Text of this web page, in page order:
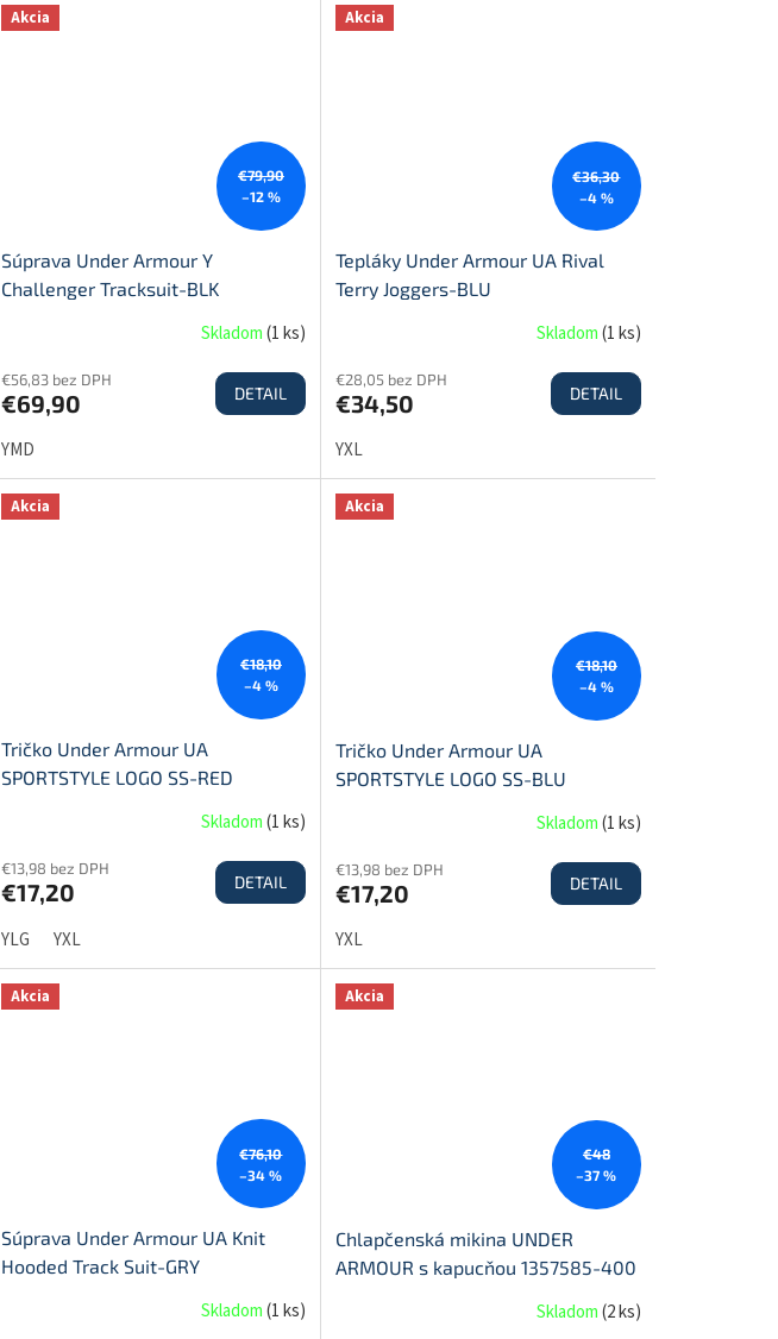
Akcia
€79,90
–12 %
Súprava Under Armour Y
Challenger Tracksuit-BLK
Skladom(1 ks)
€56,83 bez DPH
€69,90 DETAIL
YMD
Akcia
€36,30
–4 %
Tepláky Under Armour UA Rival
Terry Joggers-BLU
Skladom(1 ks)
€28,05 bez DPH
€34,50 DETAIL
YXL
Akcia
€18,10
–4 %
Tričko Under Armour UA
SPORTSTYLE LOGO SS-RED
Skladom(1 ks)
€13,98 bez DPH
€17,20 DETAIL
YLG YXL
Akcia
€18,10
–4 %
Tričko Under Armour UA
SPORTSTYLE LOGO SS-BLU
Skladom(1 ks)
€13,98 bez DPH
€17,20 DETAIL
YXL
Akcia
€76,10
–34 %
Súprava Under Armour UA Knit
Hooded Track Suit-GRY
Skladom(1 ks)
Akcia
€48
–37 %
Chlapčenská mikina UNDER
ARMOUR s kapucňou 1357585-400
Skladom(2 ks)